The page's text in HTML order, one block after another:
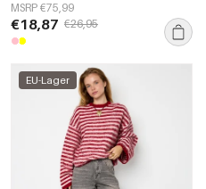
MSRP €75,99
€18,87 €26,95
EU-Lager